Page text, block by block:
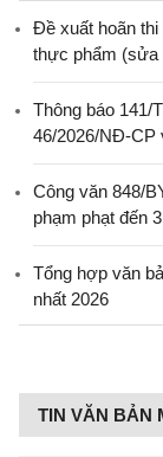
Đề xuất hoãn thi
thực phẩm (sửa
Thông báo 141/
46/2026/NĐ-CP
Công văn 848/
phạm phạt đến
Tổng hợp văn
nhất 2026
TIN VĂN BẢN